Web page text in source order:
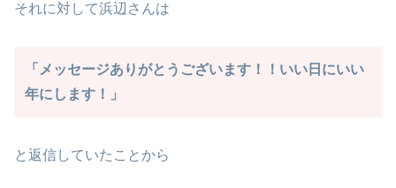
それに対して浜辺さんは
「メッセージありがとうございます！！いい日にいい
年にします！」
と返信していたことから